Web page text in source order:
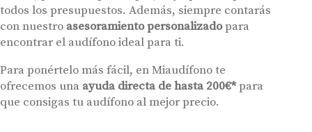
todos los presupuestos. Además, siempre contarás
con nuestro asesoramiento personalizadopara
encontrar el audífono ideal para ti.
Para ponértelo más fácil, en Miaudífono te
ofrecemos una ayuda directa de hasta 200€*para
que consigas tu audífono al mejor precio.
Acepto recibir comunicaciones comerciales por parte de Miaudífono
y sus colaboradores según se detalla en nuestras Condiciones de uso
Acepto la cesión de estos datos a empresas colaboradoras de
Miaudífono para poder ofrecer los servicios solicitados, según se
detalla en nuestrasCondiciones de uso .
Política de Privacidad.